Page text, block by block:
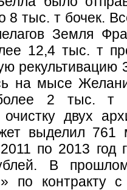
8 тыс. т бочек.
Земля
12,4 тыс. т
на мысе
2 тыс. т
двух
выделил 761
по 2013 год
В прошлом
по контракту с